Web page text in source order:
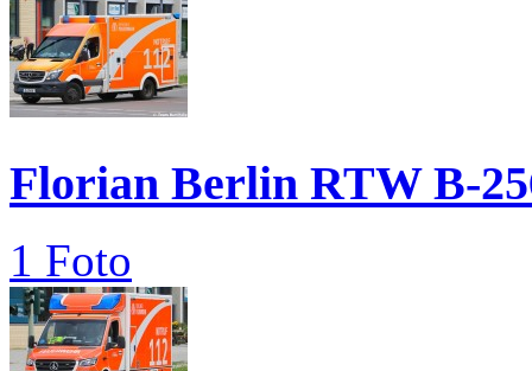
Florian Berlin RTW B-
1 Foto